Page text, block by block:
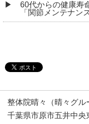
60代からの健康寿
「関節メンテナンス
整体院晴々（晴々グル
千葉県市原市五井中